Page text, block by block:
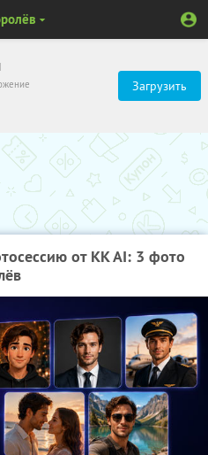
Загрузить
от KK AI: 3 фото